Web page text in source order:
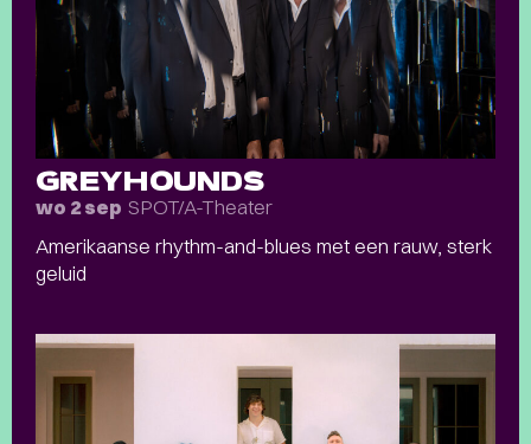
GREYHOUNDS
wo 2 sep SPOT/A-Theater
Amerikaanse rhythm-and-blues met een rauw, sterk
geluid